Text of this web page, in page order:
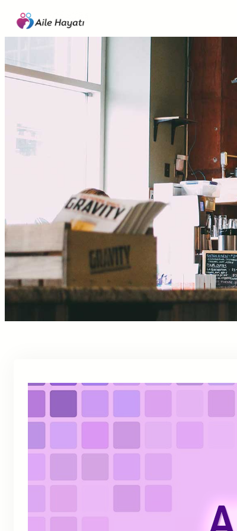
İçeriğe
geç